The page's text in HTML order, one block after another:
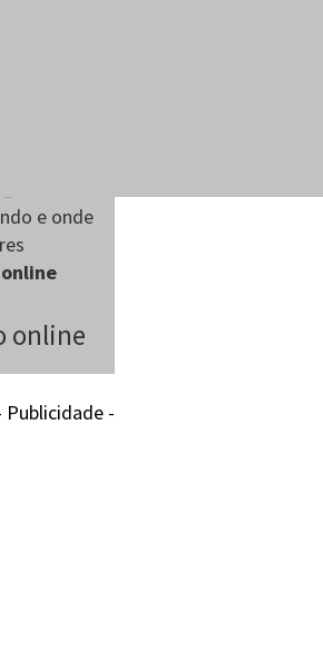
e onde
Publicidade -